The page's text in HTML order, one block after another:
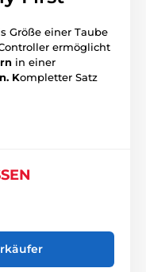
Größe einer Taube
ermöglicht
in einer
Kompletter Satz